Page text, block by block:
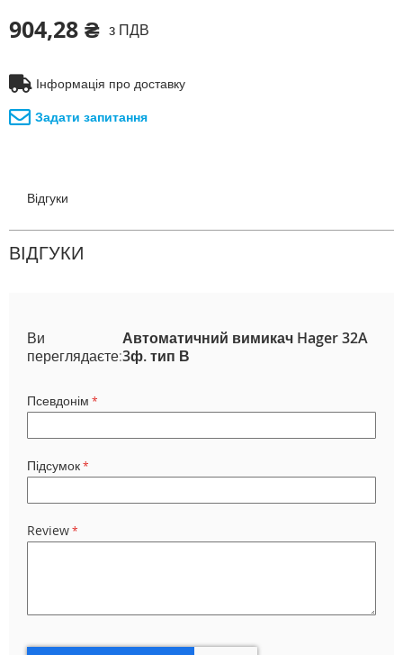
904,28 ₴ з ПДВ
Інформація про доставку
Задати запитання
Відгуки
ВІДГУКИ
Ви
переглядаєте:
Автоматичний вимикач Hager 32A
3ф. тип В
Псевдонім
Підсумок
Review